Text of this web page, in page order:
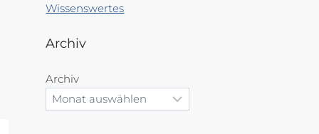
Wissenswertes
Archiv
Archiv